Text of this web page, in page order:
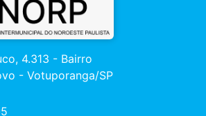
4.313 - Bairro
- Votuporanga/SP